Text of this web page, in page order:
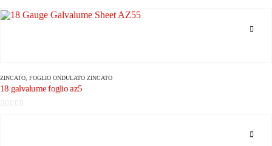
ZINCATO, FOGLIO ONDULATO ZINCATO
18 galvalume foglio az5